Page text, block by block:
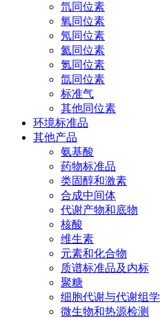
氘同位素
氧同位素
氖同位素
氦同位素
氪同位素
氙同位素
标准气
其他同位素
环境标准品
其他产品
氨基酸
药物标准品
类固醇和激素
合成中间体
代谢产物和底物
核酸
维生素
元素和化合物
质谱标准品及内标
聚糖
细胞代谢与代谢组学
微生物和热源检测